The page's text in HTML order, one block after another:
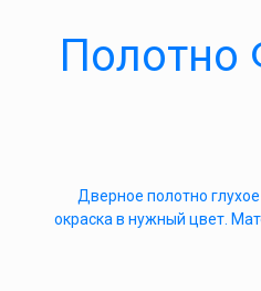
Полотно
Дверное полотно
окраска в нужный цвет.